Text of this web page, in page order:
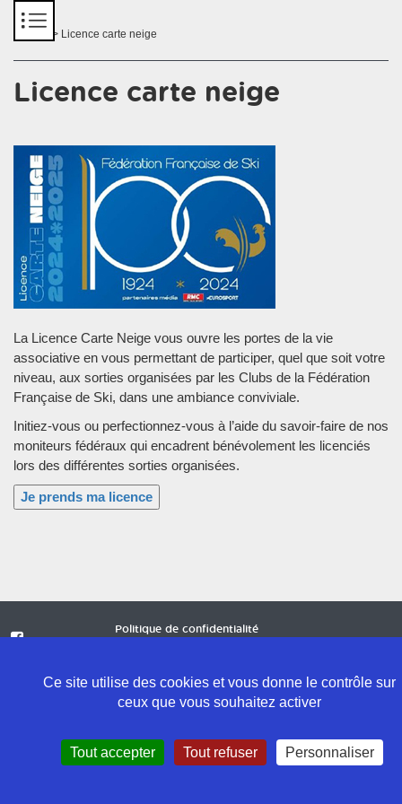
> Licence carte neige
Licence carte neige
La Licence Carte Neige vous ouvre les portes de la vie
associative en vous permettant de participer, quel que soit votre
niveau, aux sorties organisées par les Clubs de la Fédération
Française de Ski, dans une ambiance conviviale.
Initiez-vous ou perfectionnez-vous à l’aide du savoir-faire de nos
moniteurs fédéraux qui encadrent bénévolement les licenciés
lors des différentes sorties organisées.
Je prends ma licence
Politique de confidentialité
Ce site utilise des cookies et vous donne le contrôle sur
ceux que vous souhaitez activer
Tout accepter Tout refuser Personnaliser